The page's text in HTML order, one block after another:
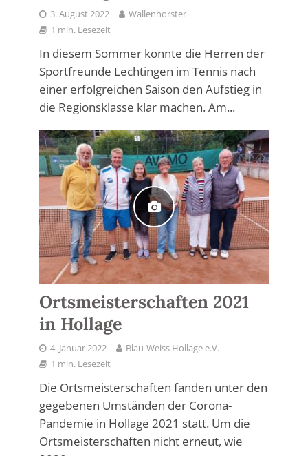
3. August 2022
Wallenhorster
1 min. Lesezeit
In diesem Sommer konnte die Herren der
Sportfreunde Lechtingen im Tennis nach
einer erfolgreichen Saison den Aufstieg in
die Regionsklasse klar machen. Am...
Ortsmeisterschaften 2021
in Hollage
4. Januar 2022
Blau-Weiss Hollage e.V.
1 min. Lesezeit
Die Ortsmeisterschaften fanden unter den
gegebenen Umständen der Corona-
Pandemie in Hollage 2021 statt. Um die
Ortsmeisterschaften nicht erneut, wie